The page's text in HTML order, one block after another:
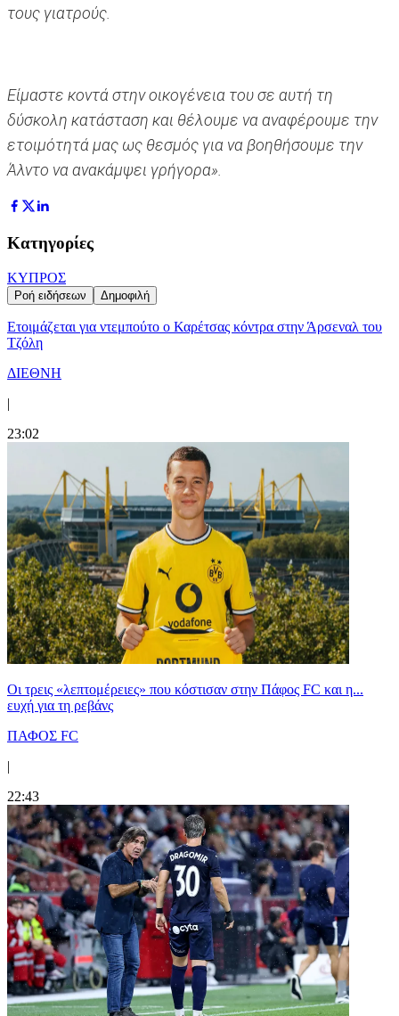
τους γιατρούς.
Είμαστε κοντά στην οικογένεια του σε αυτή τη
δύσκολη κατάσταση και θέλουμε να αναφέρουμε την
ετοιμότητά μας ως θεσμός για να βοηθήσουμε την
Άλντο να ανακάμψει γρήγορα».
Κατηγορίες
ΚΥΠΡΟΣ
Ροή ειδήσεων Δημοφιλή
Ετοιμάζεται για ντεμπούτο ο Καρέτσας κόντρα στην Άρσεναλ του
Τζόλη
ΔΙΕΘΝΗ
|
23:02
Οι τρεις «λεπτομέρειες» που κόστισαν στην Πάφος FC και η...
ευχή για τη ρεβάνς
ΠΑΦΟΣ FC
|
22:43